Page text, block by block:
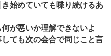
始めていても喋り続けるあ
が悪いか理解できないよ
ても次の会合で同じこと言